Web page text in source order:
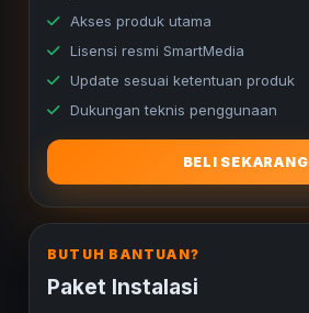
Akses produk utama
Lisensi resmi SmartMedia
Update sesuai ketentuan produk
Dukungan teknis penggunaan
BELI SEKARANG
BUTUH BANTUAN?
Paket Instalasi